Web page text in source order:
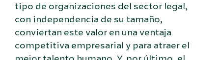
tipo de organizaciones del sector legal,
con independencia de su tamaño,
conviertan este valor en una ventaja
competitiva empresarial y para atraer el